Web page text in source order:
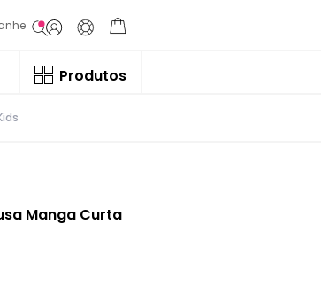
Produtos
Manga Curta